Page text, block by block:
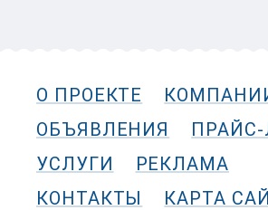
О ПРОЕКТЕ
ОБЪЯВЛЕНИЯ
УСЛУГИ
РЕКЛАМА
КОНТАКТЫ
КАРТА